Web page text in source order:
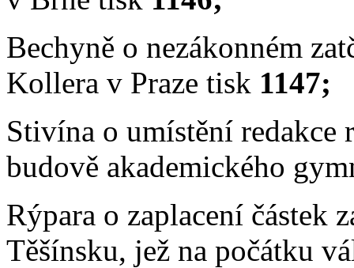
Bechyně o nezákonném
Kollera v Praze tisk 1147;
Stivína o umístění
budově akademického
Rýpara o zaplacení částek
Těšínsku, jež na počátku